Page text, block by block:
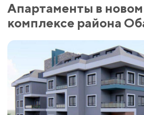
Апартаменты в
комплексе района